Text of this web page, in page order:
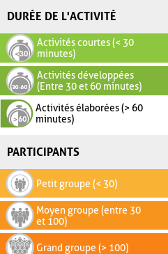
DURÉE DE L'ACTIVITÉ
Activités courtes (< 30
minutes)
Activités développées
(Entre 30 et 60 minutes)
Activités élaborées (> 60
minutes)
PARTICIPANTS
Petit groupe (< 30)
Moyen groupe (entre 30
et 100)
Grand groupe (> 100)